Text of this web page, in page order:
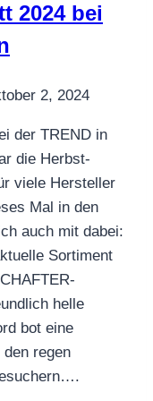
2024 bei
2, 2024
der TREND in
die Herbst-
viele Hersteller
Mal in den
auch mit dabei:
Sortiment
helle
bot eine
regen